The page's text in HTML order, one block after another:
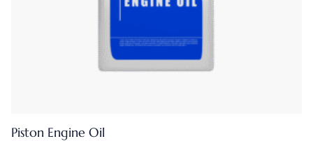
Piston Engine Oil